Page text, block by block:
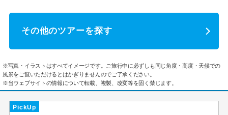
その他のツアーを探す
※写真・イラストはすべてイメージです。ご旅行中に必ずしも同じ角度・高度・天候での
風景をご覧いただけるとはかぎりませんのでご了承ください。
※当ウェブサイトの情報について転載、複製、改変等を固く禁じます。
PickUp